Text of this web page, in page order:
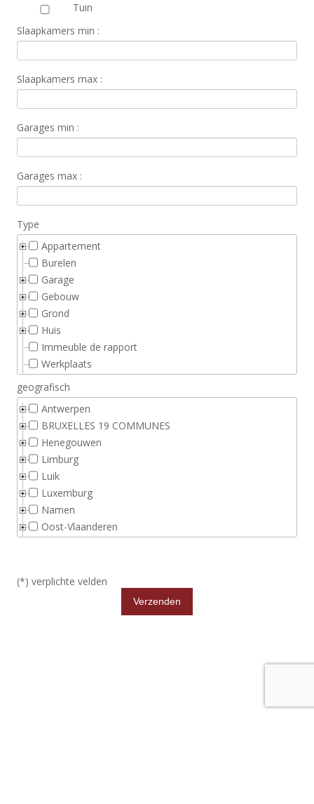
Tuin
Slaapkamers min :
Slaapkamers max :
Garages min :
Garages max :
Type
Appartement
Burelen
Garage
Gebouw
Grond
Huis
Immeuble de rapport
Werkplaats
Winkelruimte
geografisch
Antwerpen
BRUXELLES 19 COMMUNES
Henegouwen
Limburg
Luik
Luxemburg
Namen
Oost-Vlaanderen
West-Vlaanderen
(*) verplichte velden
Verzenden